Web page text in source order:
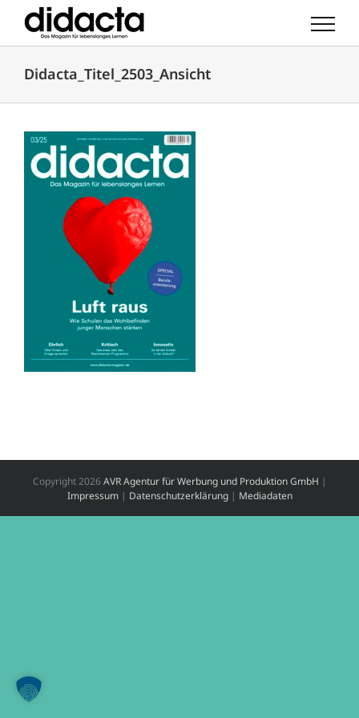
Inhalt
springen
Didacta_Titel_2503_Ansicht
Copyright2026 AVR Agentur für Werbung und Produktion GmbH |
Impressum| Datenschutzerklärung| Mediadaten